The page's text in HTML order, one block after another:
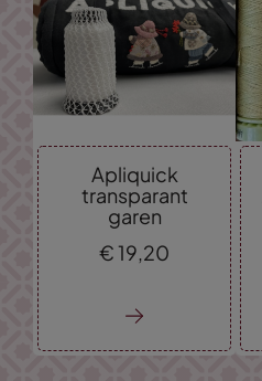
Apliquick
transparant
garen
€19, 20